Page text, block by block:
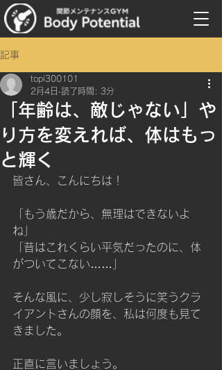
記事
「年齢は、敵じゃない」や
り方を変えれば、体はもっ
と輝く
topi300101
2月4日 読了時間: 3分
皆さん、こんにちは！
「もう歳だから、無理はできないよ
ね」
「昔はこれくらい平気だったのに、体
がついてこない……」
そんな風に、少し寂しそうに笑うクラ
イアントさんの顔を、私は何度も見て
きました。
正直に言いましょう。